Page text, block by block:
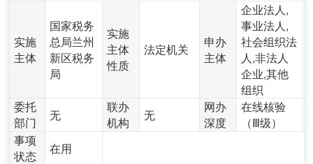
实施
主体
国家税务
总局兰州
新区税务
局
实施
主体
性质
法定机关
申办
主体
企业法人,
事业法人,
社会组织法
人,非法人
企业,其他
组织
委托
部门
无
联办
机构
无
网办
深度
在线核验
（Ⅲ级）
事项
状态
在用